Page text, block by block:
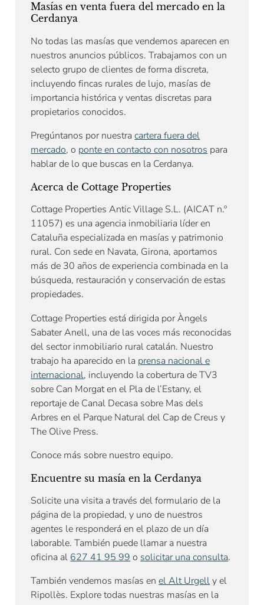
Masías en venta fuera del mercado en la
Cerdanya
No todas las masías que vendemos aparecen en
nuestros anuncios públicos. Trabajamos con un
selecto grupo de clientes de forma discreta,
incluyendo fincas rurales de lujo, masías de
importancia histórica y ventas discretas para
propietarios conocidos.
Pregúntanos por nuestracartera fuera del
mercado, o ponte en contacto con nosotros para
hablar de lo que buscas en la Cerdanya.
Acerca de Cottage Properties
Cottage Properties Antic Village S.L. (AICAT n.º
11057) es una agencia inmobiliaria líder en
Cataluña especializada en masías y patrimonio
rural. Con sede en Navata, Girona, aportamos
más de 30 años de experiencia combinada en la
búsqueda, restauración y conservación de estas
propiedades.
Cottage Properties está dirigida por Àngels
Sabater Anell, una de las voces más reconocidas
del sector inmobiliario rural catalán. Nuestro
trabajo ha aparecido en la prensa nacional e
internacional, incluyendo la cobertura de TV3
sobre Can Morgat en el Pla de l’Estany, el
reportaje de Canal Decasa sobre Mas dels
Arbres en el Parque Natural del Cap de Creus y
The Olive Press.
Conoce más sobre nuestro equipo.
Encuentre su masía en la Cerdanya
Solicite una visita a través del formulario de la
página de la propiedad, y uno de nuestros
agentes le responderá en el plazo de un día
laborable. También puede llamar a nuestra
oficina al 627 41 95 99 o solicitar una consulta.
También vendemos masías enel Alt Urgelly el
Ripollès. Explore todas nuestras masías en la